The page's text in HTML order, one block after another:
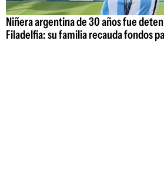
Niñera argentina de 30 años fue
Filadelfia: su familia recauda fondos